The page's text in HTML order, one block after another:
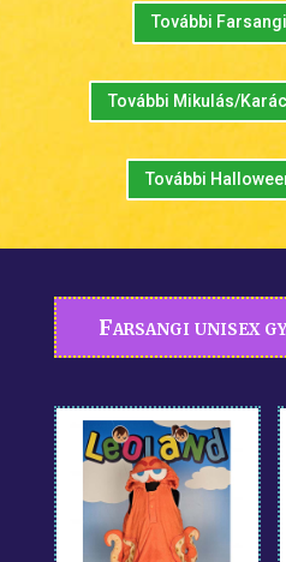
További
További Mikulás/
További
Farsangi unisex